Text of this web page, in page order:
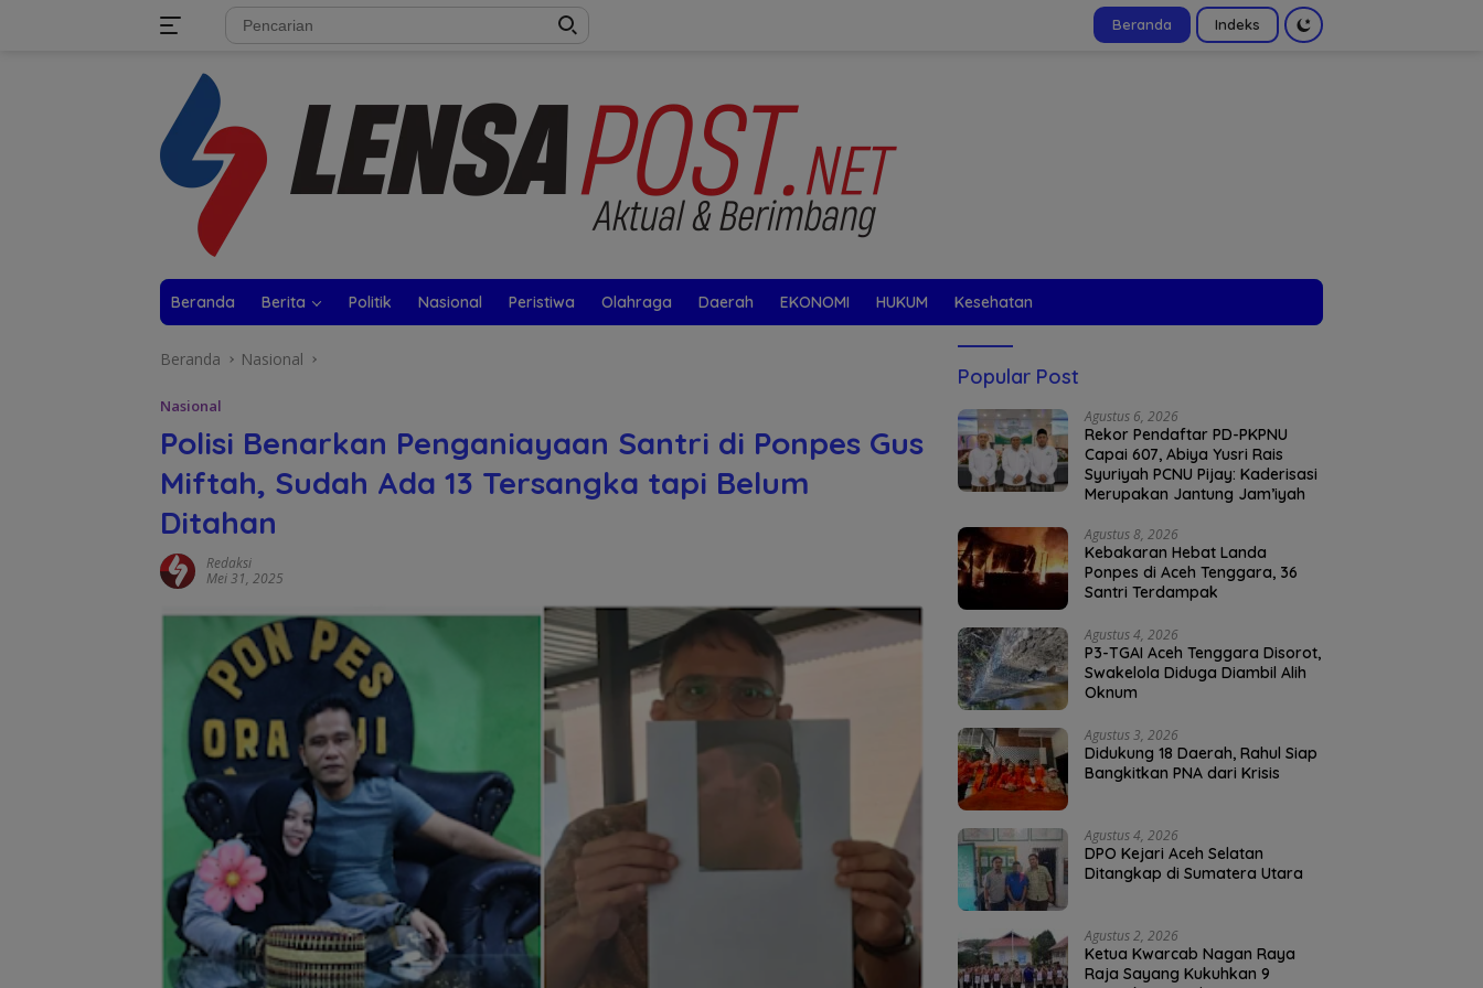
Beranda Indeks
Beranda Berita Politik Nasional Peristiwa Olahraga Daerah EKONOMI HUKUM Kesehatan
Beranda Nasional
Nasional
Polisi Benarkan Penganiayaan Santri di Ponpes Gus
Miftah, Sudah Ada 13 Tersangka tapi Belum
Ditahan
Redaksi
Mei 31, 2025
Popular Post
Agustus 6, 2026
Rekor Pendaftar PD-PKPNU
Capai 607, Abiya Yusri Rais
Syuriyah PCNU Pijay: Kaderisasi
Merupakan Jantung Jam’iyah
Agustus 8, 2026
Kebakaran Hebat Landa
Ponpes di Aceh Tenggara, 36
Santri Terdampak
Agustus 4, 2026
P3-TGAI Aceh Tenggara Disorot,
Swakelola Diduga Diambil Alih
Oknum
Agustus 3, 2026
Didukung 18 Daerah, Rahul Siap
Bangkitkan PNA dari Krisis
Agustus 4, 2026
DPO Kejari Aceh Selatan
Ditangkap di Sumatera Utara
Agustus 2, 2026
Ketua Kwarcab Nagan Raya
Raja Sayang Kukuhkan 9